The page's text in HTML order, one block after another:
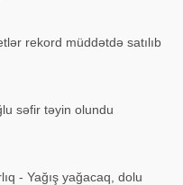
rekord müddətdə satılıb
səfir təyin olundu
- Yağış yağacaq, dolu